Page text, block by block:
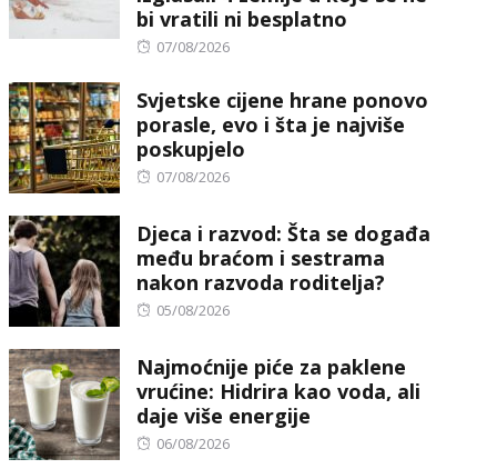
bi vratili ni besplatno
Posted
07/08/2026
Svjetske cijene hrane ponovo
porasle, evo i šta je najviše
poskupjelo
Posted
07/08/2026
Djeca i razvod: Šta se događa
među braćom i sestrama
nakon razvoda roditelja?
Posted
05/08/2026
Najmoćnije piće za paklene
vrućine: Hidrira kao voda, ali
daje više energije
Posted
06/08/2026